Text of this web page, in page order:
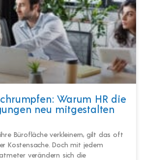
Warum HR die
neu mitgestalten
Bürofläche verkleinern, gilt das oft
Kostensache. Doch mit jedem
verändern sich die